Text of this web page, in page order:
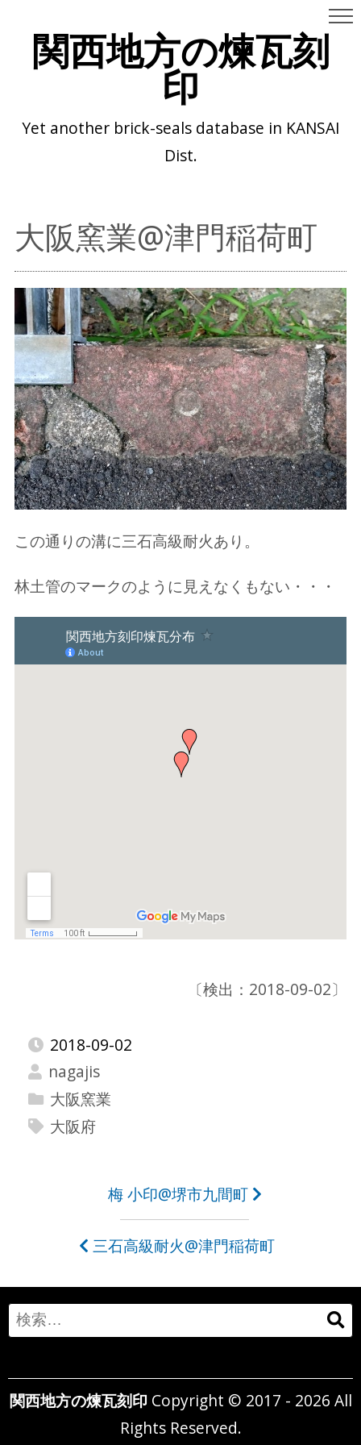
関西地方の煉瓦刻
印
Yet another brick-seals database in KANSAI
Dist.
大阪窯業@津門稲荷町
この通りの溝に三石高級耐火あり。
林土管のマークのように見えなくもない・・・
〔検出：2018-09-02〕
2018-09-02
nagajis
大阪窯業
大阪府
ビ
ゲ
ー
シ
ョ
梅 小印@堺市九間町
三石高級耐火@津門稲荷町
Search
for:
関西地方の煉瓦刻印 Copyright © 2017 - 2026 All
Rights Reserved.